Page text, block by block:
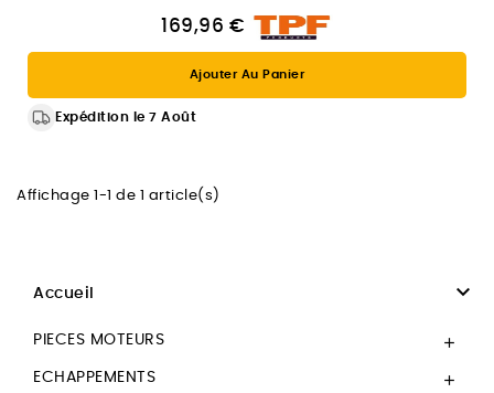
169,96 €
Ajouter Au Panier
Expédition le 7 Août
Affichage 1-1 de 1 article(s)
Accueil 
PIECES MOTEURS 
ECHAPPEMENTS 